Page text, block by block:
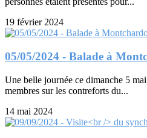
19 février 2024
05/05/2024 - Balade à
Une belle journée ce dimanche 5
membres sur les contreforts du...
14 mai 2024